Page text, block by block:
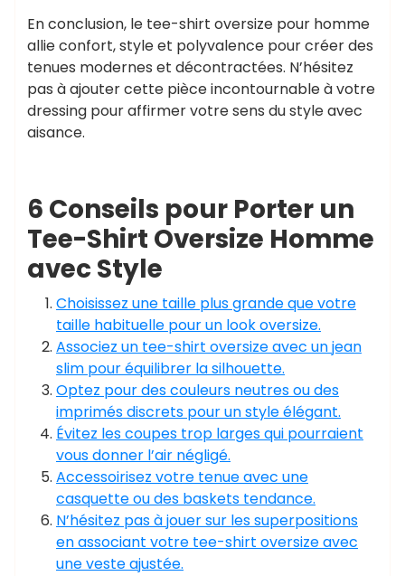
En conclusion, le tee-shirt oversize pour homme
allie confort, style et polyvalence pour créer des
tenues modernes et décontractées. N’hésitez
pas à ajouter cette pièce incontournable à votre
dressing pour affirmer votre sens du style avec
aisance.
6 Conseils pour Porter un
Tee-Shirt Oversize Homme
avec Style
Choisissez une taille plus grande que votre
taille habituelle pour un look oversize.
Associez un tee-shirt oversize avec un jean
slim pour équilibrer la silhouette.
Optez pour des couleurs neutres ou des
imprimés discrets pour un style élégant.
Évitez les coupes trop larges qui pourraient
vous donner l’air négligé.
Accessoirisez votre tenue avec une
casquette ou des baskets tendance.
N’hésitez pas à jouer sur les superpositions
en associant votre tee-shirt oversize avec
une veste ajustée.